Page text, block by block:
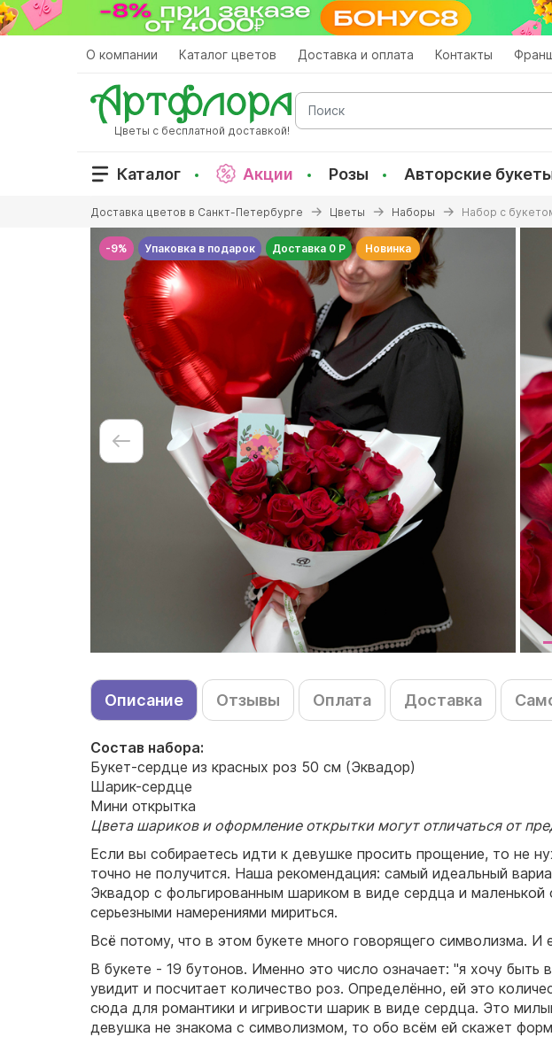
Перейти
к
О компании Каталог цветов Доставка и оплата Контакты
Цветы с бесплатной доставкой!
Поиск
Каталог Акции Розы Авторские
здесь
Доставка цветов в Санкт-Петербурге Цветы Наборы Набор с
-9% Упаковка в подарок Доставка 0 Р Новинка
Описание Отзывы Оплата Доставка
Состав набора:
Букет-сердце из красных роз 50 см (Эквадор)
Шарик-сердце
Мини открытка
Цвета шариков и оформление открытки могут отличаться от
Если вы собираетесь идти к девушке просить прощение, то не
точно не получится. Наша рекомендация: самый идеальный
Эквадор с фольгированным шариком в виде сердца и
серьезными намерениями мириться.
Всё потому, что в этом букете много говорящего символизма.
В букете - 19 бутонов. Именно это число означает: "я хочу
увидит и посчитает количество роз. Определённо, ей это
сюда для романтики и игривости шарик в виде сердца. Это
девушка не знакома с символизмом, то обо всём ей скажет